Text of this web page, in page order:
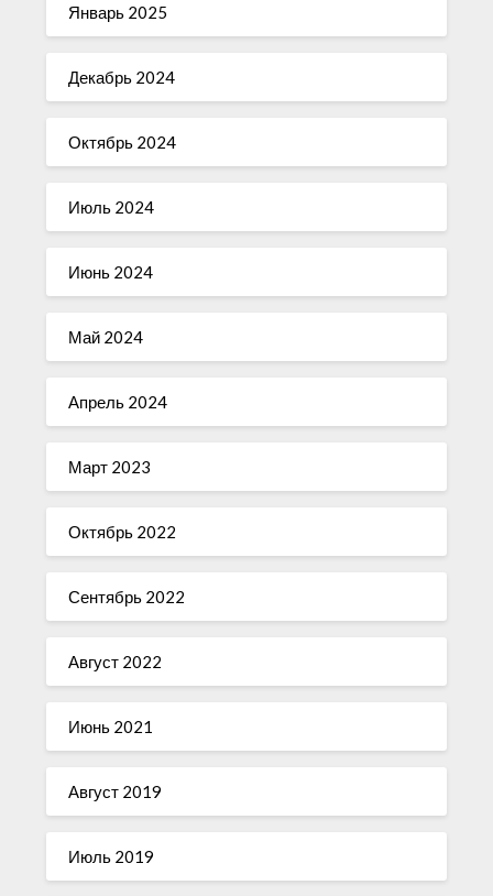
Январь 2025
Декабрь 2024
Октябрь 2024
Июль 2024
Июнь 2024
Май 2024
Апрель 2024
Март 2023
Октябрь 2022
Сентябрь 2022
Август 2022
Июнь 2021
Август 2019
Июль 2019